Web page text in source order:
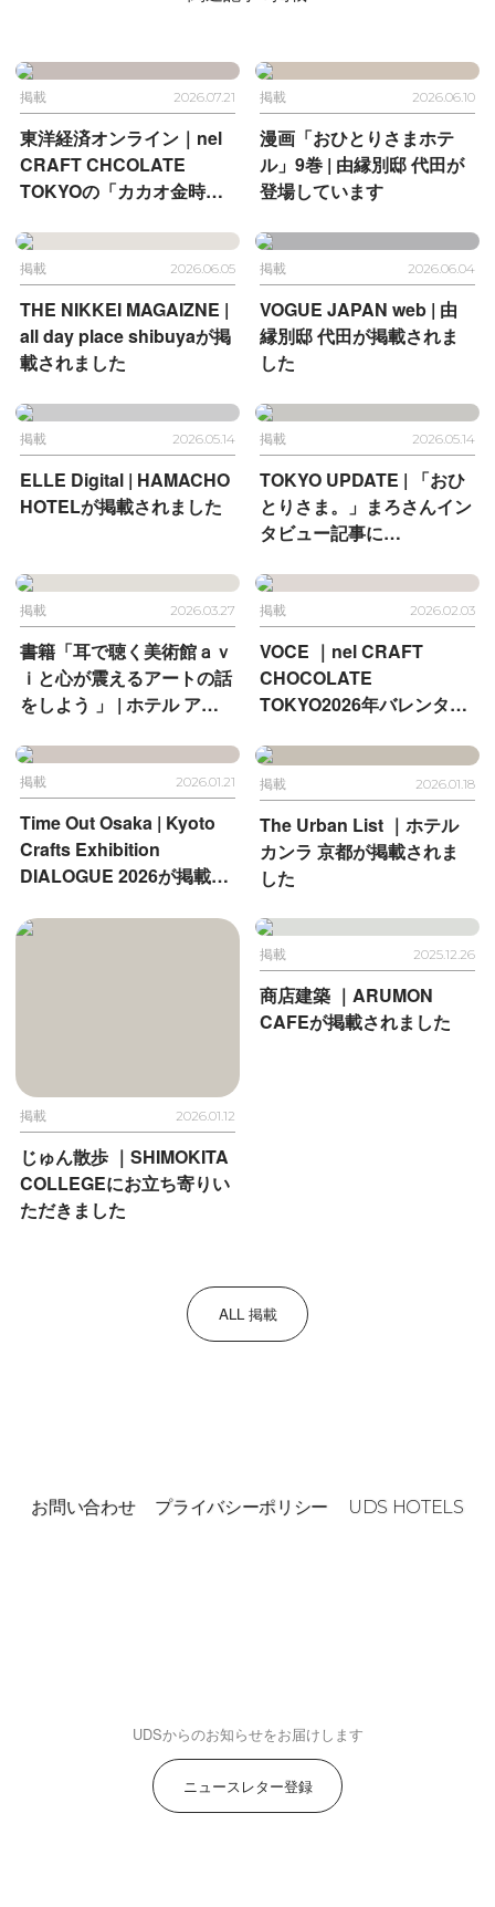
掲載 2026.07.21
東洋経済オンライン｜ nel
CRAFT CHCOLATE
TOKYOの 「カカオ金時」
掲載 2026.06.10
漫画「おひとりさまホテ
ル」9巻 | 由縁別邸 代田が
登場しています
掲載 2026.06.05
THE NIKKEI MAGAIZNE |
all day place shibuyaが掲
載されました
掲載 2026.06.04
VOGUE JAPAN web | 由
縁別邸 代田が掲載されま
した
掲載 2026.05.14
ELLE Digital | HAMACHO
HOTELが掲載されました
掲載 2026.05.14
TOKYO UPDATE |
「おひ
とりさま。」まろさんイン
タビュー記事に
掲載 2026.03.27
書籍「耳で聴く美術館ａｖ
ｉと心が震えるアートの話
をしよう 」 | ホテル アン
ンテルーム 京都が掲載さ
れました
掲載 2026.02.03
VOCE ｜ nel CRAFT
CHOCOLATE
TOKYO2026年バレンタイ
掲載 2026.01.21
Time Out Osaka | Kyoto
Crafts Exhibition
DIALOGUE 2026が掲載さ
掲載 2026.01.18
The Urban List ｜ホテル
カンラ 京都が掲載されま
した
掲載 2026.01.12
じゅん散歩 ｜SHIMOKITA
COLLEGEにお立ち寄りい
ただきました
掲載 2025.12.26
商店建築 ｜ARUMON
CAFEが掲載されました
ALL 掲載
お問い合わせ プライバシーポリシー UDS HOTELS
UDSからのお知らせをお届けします
ニュースレター登録